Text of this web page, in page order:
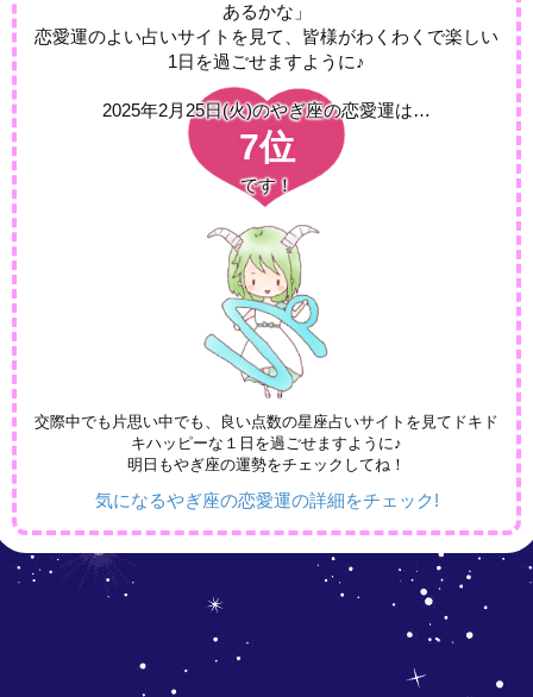
あるかな」
恋愛運のよい占いサイトを見て、皆様がわくわくで楽しい
1日を過ごせますように♪
2025年2月25日(火)のやぎ座の恋愛運は…
7位
です！
交際中でも片思い中でも、良い点数の星座占いサイトを見てドキド
キハッピーな１日を過ごせますように♪
明日もやぎ座の運勢をチェックしてね！
気になるやぎ座の恋愛運の詳細をチェック!